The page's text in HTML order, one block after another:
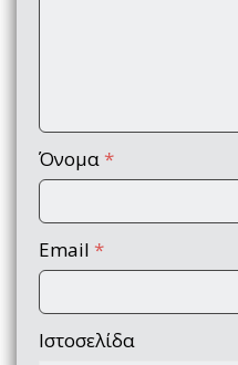
Όνομα *
Email *
Ιστοσελίδα